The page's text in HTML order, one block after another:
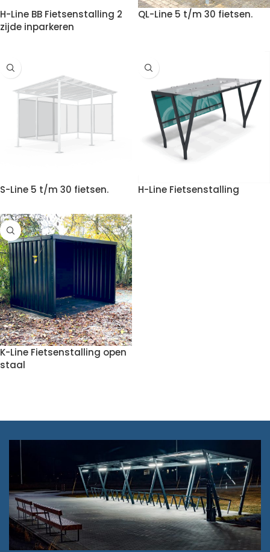
H-Line BB Fietsenstalling 2
zijde inparkeren
QL-Line 5 t/m 30 fietsen.
S-Line 5 t/m 30 fietsen. H-Line Fietsenstalling
K-Line Fietsenstalling open
staal